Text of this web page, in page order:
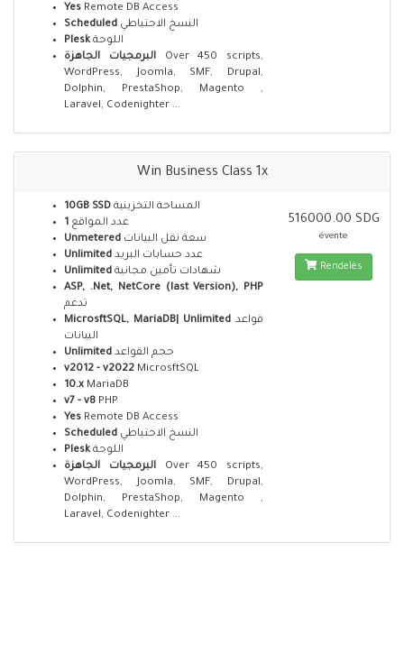
Yes Remote DB Access
Scheduled النسخ الاحتياطي
Plesk اللوحة
البرمجيات الجاهزةOver 450 scripts,
WordPress, Joomla, SMF, Drupal,
Dolphin, PrestaShop, Magento ,
Laravel, Codenighter ...
Win Business Class 1x
10GB SSD المساحة التخزينية
1 عدد المواقع
Unmetered سعة نقل البيانات
Unlimited عدد حسابات البريد
Unlimited شهادات تأمين مجانية
ASP, .Net, NetCore (last Version), PHP
تدعم
MicrosftSQL, MariaDB| Unlimited قواعد
البيانات
Unlimited حجم القواعد
v2012 - v2022 MicrosftSQL
10.x MariaDB
v7 - v8 PHP
Yes Remote DB Access
Scheduled النسخ الاحتياطي
Plesk اللوحة
البرمجيات الجاهزةOver 450 scripts,
WordPress, Joomla, SMF, Drupal,
Dolphin, PrestaShop, Magento ,
Laravel, Codenighter ...
516000.00 SDG
évente
Rendelés